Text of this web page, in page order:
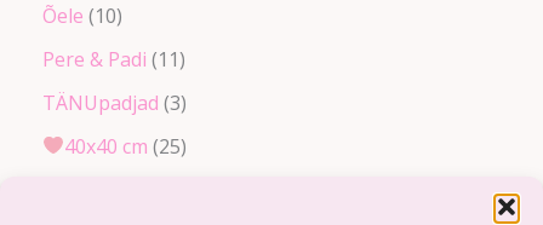
Õele 10
Pere & Padi 11
TÄNUpadjad 3
40x40 cm 25